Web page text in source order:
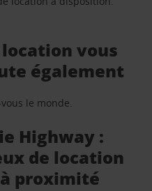
vous
également
le monde.
Highway :
de location
proximité